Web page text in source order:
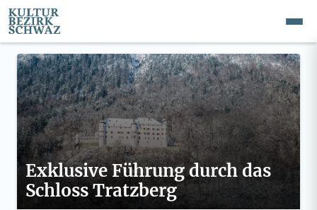
Exklusive Führung durch das
Schloss Tratzberg